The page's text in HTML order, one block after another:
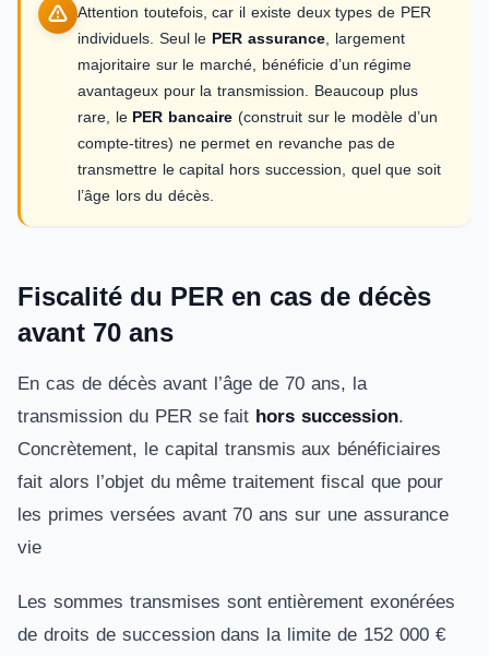
Attention toutefois, car il existe deux types de PER
individuels. Seul le PER assurance, largement
majoritaire sur le marché, bénéficie d’un régime
avantageux pour la transmission. Beaucoup plus
rare, le PER bancaire (construit sur le modèle d’un
compte-titres) ne permet en revanche pas de
transmettre le capital hors succession, quel que soit
l’âge lors du décès.
Fiscalité du PER en cas de décès
avant 70 ans
En cas de décès avant l’âge de 70 ans, la
transmission du PER se fait hors succession.
Concrètement, le capital transmis aux bénéficiaires
fait alors l’objet du même traitement fiscal que pour
les primes versées avant 70 ans sur une assurance
vie
Les sommes transmises sont entièrement exonérées
de droits de succession dans la limite de 152 000 €